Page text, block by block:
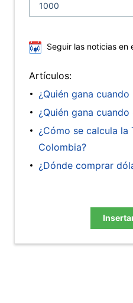
Seguir las noticias en
Artículos:
¿Quién gana
¿Quién gana
¿Cómo se calcula la
Colombia?
¿Dónde comprar